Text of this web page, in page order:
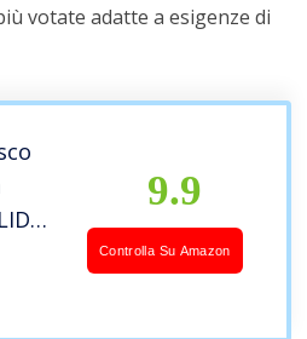
votate adatte a esigenze di
9.9
Controlla Su Amazon